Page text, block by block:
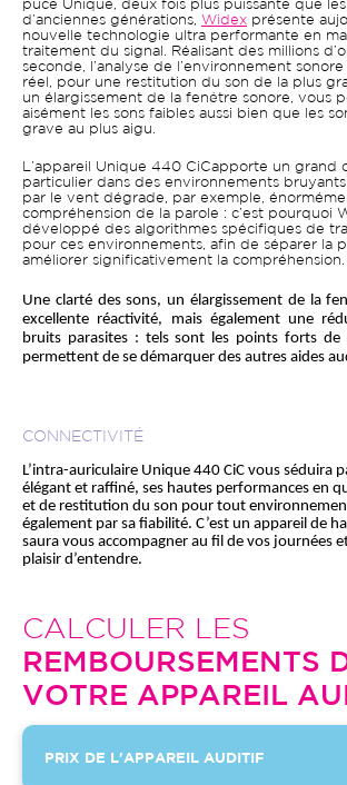
puce Unique, deux fois plus puissante que
d’anciennes générations, Widex présente
nouvelle technologie ultra performante en
traitement du signal. Réalisant des millions
seconde, l’analyse de l’environnement
réel, pour une restitution du son de la plus
un élargissement de la fenêtre sonore, vous
aisément les sons faibles aussi bien que les
grave au plus aigu.
L’appareil Unique 440 CiCapporte un grand
particulier dans des environnements
par le vent dégrade, par exemple,
compréhension de la parole : c’est pourquoi
développé des algorithmes spécifiques de
pour ces environnements, afin de séparer la
améliorer significativement la compréhension.
Une clarté des sons, un élargissement de la
excellente réactivité, mais également une
bruits parasites : tels sont les points forts
permettent de se démarquer des autres aides
CONNECTIVITÉ
L’intra-auriculaire Unique 440 CiC vous séduira
élégant et raffiné, ses hautes performances en
et de restitution du son pour tout
également par sa fiabilité. C’est un appareil de
saura vous accompagner au fil de vos journées
plaisir d’entendre.
CALCULER LES
REMBOURSEMENTS
VOTRE APPAREIL
PRIX DE L'APPAREIL AUDITIF